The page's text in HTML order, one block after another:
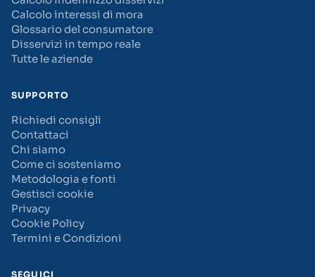
Calcolo interessi di mora
Glossario del consumatore
Disservizi in tempo reale
Tutte le aziende
SUPPORTO
Richiedi consigli
Contattaci
Chi siamo
Come ci sosteniamo
Metodologia e fonti
Gestisci cookie
Privacy
Cookie Policy
Termini e Condizioni